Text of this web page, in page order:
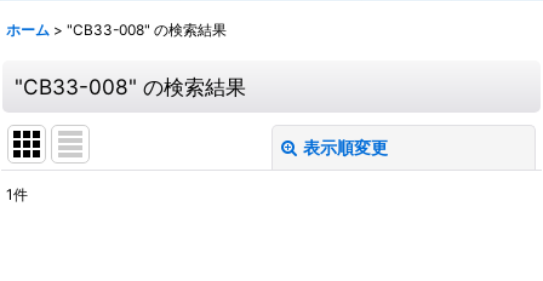
ホーム > "CB33-008" の検索結果
"CB33-008" の検索結果
表示順変更
1件